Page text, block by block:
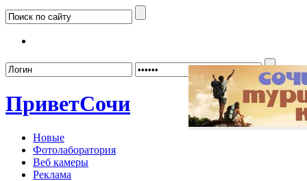
ПриветСочи
Новые
Фотолаборатория
Веб камеры
Реклама